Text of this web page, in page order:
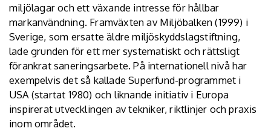
miljölagar och ett växande intresse för hållbar
markanvändning. Framväxten av Miljöbalken (1999) i
Sverige, som ersatte äldre miljöskyddslagstiftning,
lade grunden för ett mer systematiskt och rättsligt
förankrat saneringsarbete. På internationell nivå har
exempelvis det så kallade Superfund-programmet i
USA (startat 1980) och liknande initiativ i Europa
inspirerat utvecklingen av tekniker, riktlinjer och praxis
inom området.